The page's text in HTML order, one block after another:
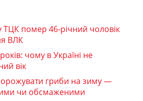
ТЦК помер 46-річний чоловік
ВЛК
чому в Україні не
вік
гриби на зиму —
чи обсмаженими